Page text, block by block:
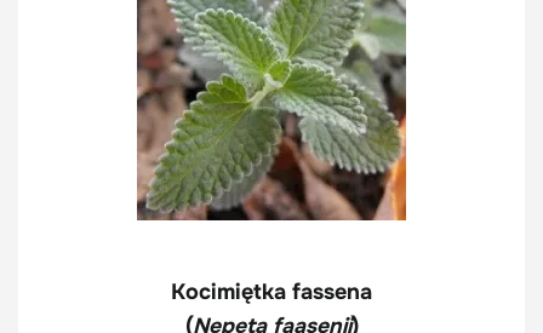
Kocimiętka fassena
(Nepeta faasenii)